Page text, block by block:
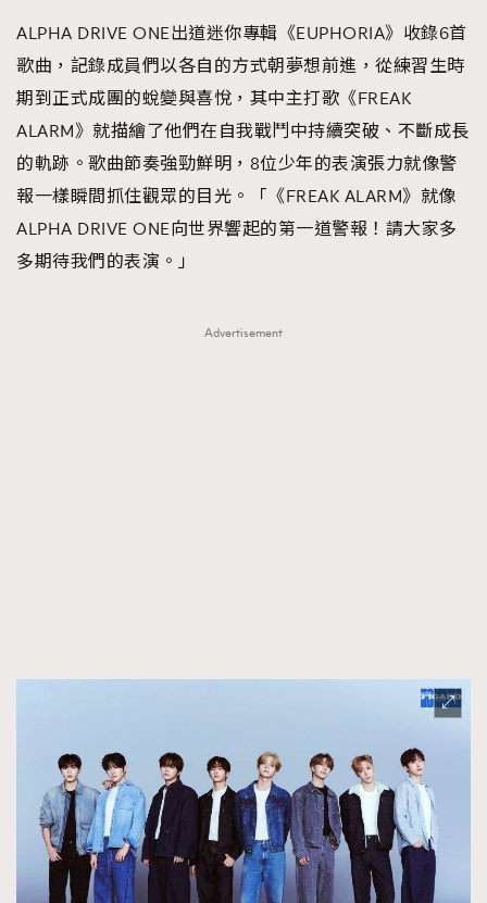
ALPHA DRIVE ONE出道迷你專輯《EUPHORIA》收錄6首
歌曲，記錄成員們以各自的方式朝夢想前進，從練習生時
期到正式成團的蛻變與喜悅，其中主打歌《FREAK
ALARM》就描繪了他們在自我戰鬥中持續突破、不斷成長
的軌跡。歌曲節奏強勁鮮明，8位少年的表演張力就像警
報一樣瞬間抓住觀眾的目光。「《FREAK ALARM》就像
ALPHA DRIVE ONE向世界響起的第一道警報！請大家多
多期待我們的表演。」
Advertisement